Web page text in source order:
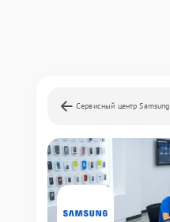
Сервисный центр Samsung